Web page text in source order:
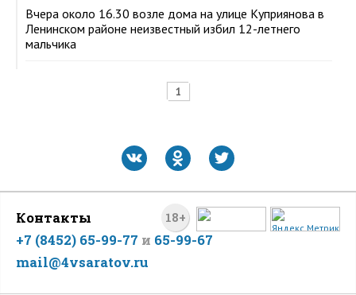
Вчера около 16.30 возле дома на улице Куприянова в
Ленинском районе неизвестный избил 12-летнего
мальчика
1
18+
Контакты
+7 (8452) 65-99-77 и 65-99-67
mail@4vsaratov.ru